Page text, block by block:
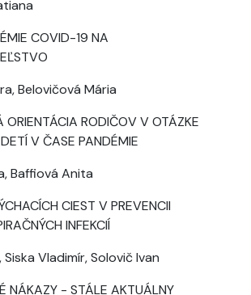
COVID-19 NA
Belovičová Mária
ORIENTÁCIA RODIČOV V OTÁZKE
V ČASE PANDÉMIE
Baffiová Anita
CIEST V PREVENCII
INFEKCIÍ
Siska Vladimír, Solovič Ivan
NÁKAZY - STÁLE AKTUÁLNY